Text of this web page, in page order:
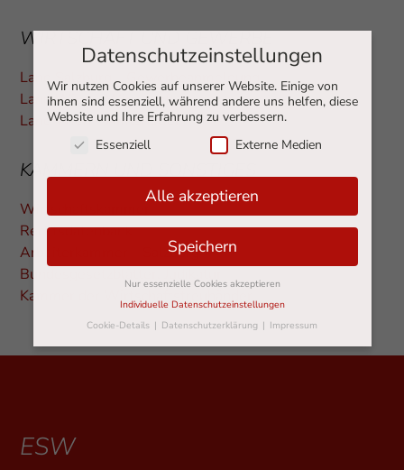
WIRTSCHAFT UND GEWERBE
Land Salzburg – Gewerbeanmeldung
Land Wien – Wirtschaft
Land Wien – Amtshelfer
KAMMERN UND SONSTIGES
Wirtschaftskammer
Rechtsdatenbank
Arbeiterkammer – Salzburg
Bundesgesetzblätter, Judikatur
Kammer der Wirtschaftstreuhänder
ESW
Datenschutzeinstellungen
Wir nutzen Cookies auf unserer Website. Einige von
ihnen sind essenziell, während andere uns helfen, diese
Website und Ihre Erfahrung zu verbessern.
Essenziell
Externe Medien
Alle akzeptieren
Speichern
Nur essenzielle Cookies akzeptieren
Individuelle Datenschutzeinstellungen
Cookie-Details
Datenschutzerklärung Impressum
Datenschutzeinstellungen
auswählen.